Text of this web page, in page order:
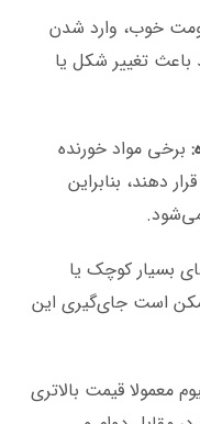
خوب، وارد شدن
باعث تغییر شکل یا
برخی مواد خورنده
دهند، بنابراین
بسیار کوچک یا
است جای‌گیری این
معمولا قیمت بالاتری